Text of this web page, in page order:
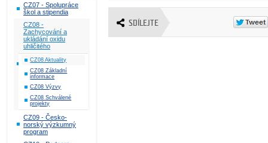
CZ07 - Spolupráce
škol a stipendia
CZ08 -
Zachycování a
ukládání oxidu
uhličitého
CZ08 Aktuality
CZ08 Základní
informace
CZ08 Výzvy
CZ08 Schválené
projekty
CZ09 - Česko-
norský výzkumný
program
SDÍLEJTE